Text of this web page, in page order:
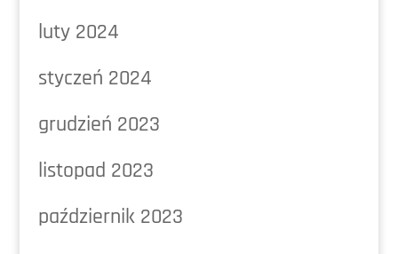
luty 2024
styczeń 2024
grudzień 2023
listopad 2023
październik 2023